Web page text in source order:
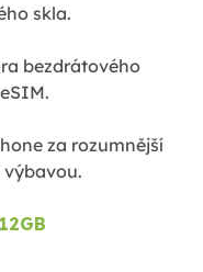
skla.
bezdrátového
za rozumnější
výbavou.